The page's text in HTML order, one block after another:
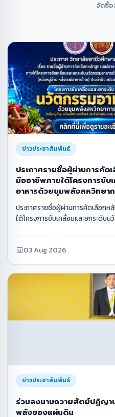
จัดซื้อ
ข่าวประชาสัมพันธ์
ประกาศรายชื่อผู้ผ่านการคัด
มืออาชีพภายใต้โครงการขั
อาหารด้วยขุมพลังสหวิทยา
ประกาศรายชื่อผู้ผ่านการคัดเลือก
ใต้โครงการขับเคลื่อนและยกระดับน
03 Aug 2026
ข่าวประชาสัมพันธ์
ร่วมลงนามถวายสัตย์ปฏิญา
พลังของแผ่นดิน